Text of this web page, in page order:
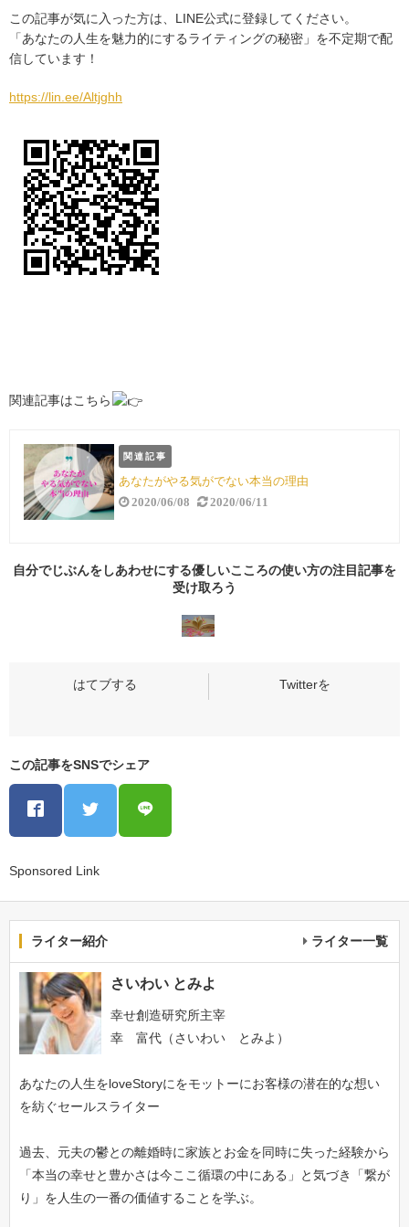
この記事が気に入った方は、LINE公式に登録してください。
「あなたの人生を魅力的にするライティングの秘密」を不定期で配
信しています！
https://lin.ee/Altjghh
関連記事はこちら
関連記事
あなたがやる気がでない本当の理由
2020/06/08 2020/06/11
自分でじぶんをしあわせにする優しいこころの使い方の注目記事を
受け取ろう
この記事をSNSでシェア
Sponsored Link
ライター紹介 ライター一覧
さいわい とみよ
幸せ創造研究所主宰
幸 富代（さいわい とみよ）
あなたの人生をloveStoryにをモットーにお客様の潜在的な想い
を紡ぐセールスライター
過去、元夫の鬱との離婚時に家族とお金を同時に失った経験から
「本当の幸せと豊かさは今ここ循環の中にある」と気づき「繋が
り」を人生の一番の価値することを学ぶ。